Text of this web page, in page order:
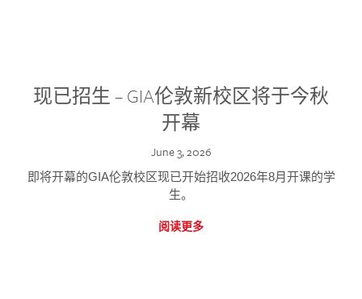
现已招生 – GIA伦敦新校区将于今秋
开幕
June 3, 2026
即将开幕的GIA伦敦校区现已开始招收2026年8月开课的学
生。
阅读更多